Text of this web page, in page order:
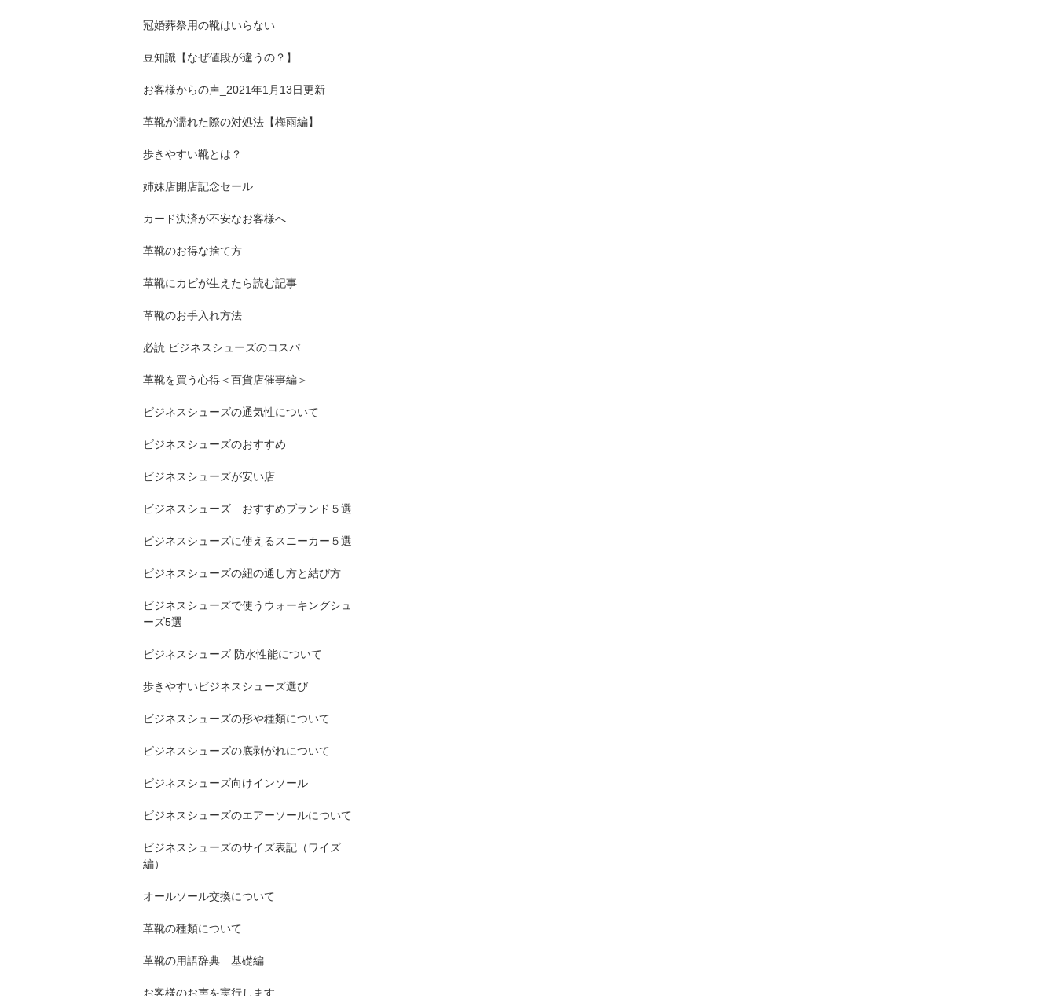
冠婚葬祭用の靴はいらない
豆知識【なぜ値段が違うの？】
お客様からの声_2021年1月13日更新
革靴が濡れた際の対処法【梅雨編】
歩きやすい靴とは？
姉妹店開店記念セール
カード決済が不安なお客様へ
革靴のお得な捨て方
革靴にカビが生えたら読む記事
革靴のお手入れ方法
必読 ビジネスシューズのコスパ
革靴を買う心得＜百貨店催事編＞
ビジネスシューズの通気性について
ビジネスシューズのおすすめ
ビジネスシューズが安い店
ビジネスシューズ おすすめブランド５選
ビジネスシューズに使えるスニーカー５選
ビジネスシューズの紐の通し方と結び方
ビジネスシューズで使うウォーキングシュ
ーズ5選
ビジネスシューズ 防水性能について
歩きやすいビジネスシューズ選び
ビジネスシューズの形や種類について
ビジネスシューズの底剥がれについて
ビジネスシューズ向けインソール
ビジネスシューズのエアーソールについて
ビジネスシューズのサイズ表記（ワイズ
編）
オールソール交換について
革靴の種類について
革靴の用語辞典 基礎編
お客様のお声を実行します